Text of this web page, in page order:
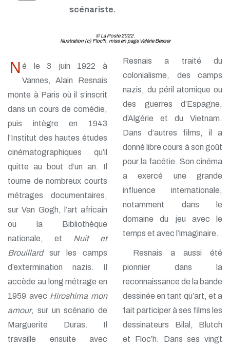
scénariste.
© La Poste 2022.
Illustration (c) Floc'h, mise en page Valérie Besser
N é le 3 juin 1922 à
Vannes, Alain Resnais
monte à Paris où il s’inscrit
dans un cours de comédie,
puis intègre en 1943
l’Institut des hautes études
cinématographiques qu’il
quitte au bout d’un an. Il
tourne de nombreux courts
métrages documentaires,
sur Van Gogh, l’art africain
ou la Bibliothèque
nationale, et Nuit et
Brouillardsur les camps
d’extermination nazis. Il
accède au long métrage en
1959 avec Hiroshima mon
amour, sur un scénario de
Marguerite Duras. Il
travaille ensuite avec
Resnais a traité du
colonialisme, des camps
nazis, du péril atomique ou
des guerres d’Espagne,
d’Algérie et du Vietnam.
Dans d’autres films, il a
donné libre cours à son goût
pour la facétie. Son cinéma
a exercé une grande
influence internationale,
notamment dans le
domaine du jeu avec le
temps et avec l’imaginaire.
Resnais a aussi été
pionnier dans la
reconnaissance de la bande
dessinée en tant qu’art, et a
fait participer à ses films les
dessinateurs Bilal, Blutch
et Floc’h. Dans ses vingt